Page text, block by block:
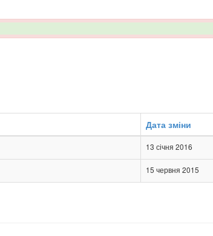
Дата зміни
13 січня 2016
15 червня 2015